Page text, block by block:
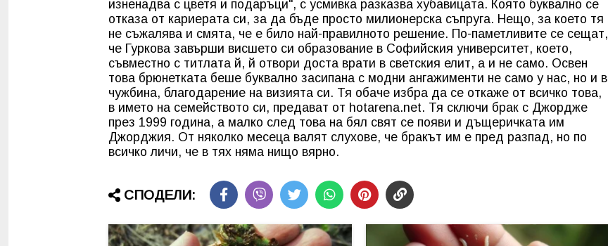
изненадва с цветя и подаръци", с усмивка разказва хубавицата. Която буквално се
отказа от кариерата си, за да бъде просто милионерска съпруга. Нещо, за което тя
не съжалява и смята, че е било най-правилното решение. По-паметливите се сещат,
че Гуркова завърши висшето си образование в Софийския университет, което,
съвместно с титлата й, й отвори доста врати в светския елит, а и не само. Освен
това брюнетката беше буквално засипана с модни ангажименти не само у нас, но и в
чужбина, благодарение на визията си. Тя обаче избра да се откаже от всичко това,
в името на семейството си, предават от hotarena.net. Тя сключи брак с Джордже
през 1999 година, а малко след това на бял свят се появи и дъщеричката им
Джорджия. От няколко месеца валят слухове, че бракът им е пред разпад, но по
всичко личи, че в тях няма нищо вярно.
СПОДЕЛИ: